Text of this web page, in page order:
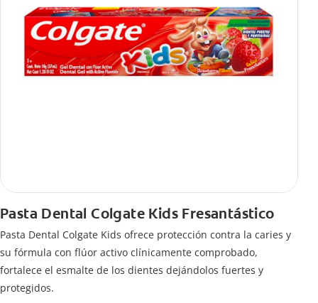
Pasta Dental Colgate Kids Fresantástico
Pasta Dental Colgate Kids ofrece protección contra la caries y
su fórmula con flúor activo clínicamente comprobado,
fortalece el esmalte de los dientes dejándolos fuertes y
protegidos.